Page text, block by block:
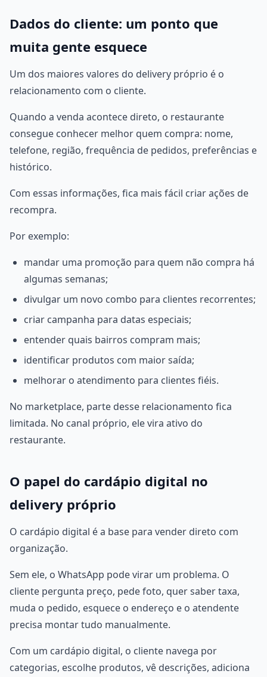
Dados do cliente: um ponto que
muita gente esquece
Um dos maiores valores do delivery próprio é o
relacionamento com o cliente.
Quando a venda acontece direto, o restaurante
consegue conhecer melhor quem compra: nome,
telefone, região, frequência de pedidos, preferências e
histórico.
Com essas informações, fica mais fácil criar ações de
recompra.
Por exemplo:
mandar uma promoção para quem não compra há
algumas semanas;
divulgar um novo combo para clientes recorrentes;
criar campanha para datas especiais;
entender quais bairros compram mais;
identificar produtos com maior saída;
melhorar o atendimento para clientes fiéis.
No marketplace, parte desse relacionamento fica
limitada. No canal próprio, ele vira ativo do
restaurante.
O papel do cardápio digital no
delivery próprio
O cardápio digital é a base para vender direto com
organização.
Sem ele, o WhatsApp pode virar um problema. O
cliente pergunta preço, pede foto, quer saber taxa,
muda o pedido, esquece o endereço e o atendente
precisa montar tudo manualmente.
Com um cardápio digital, o cliente navega por
categorias, escolhe produtos, vê descrições, adiciona